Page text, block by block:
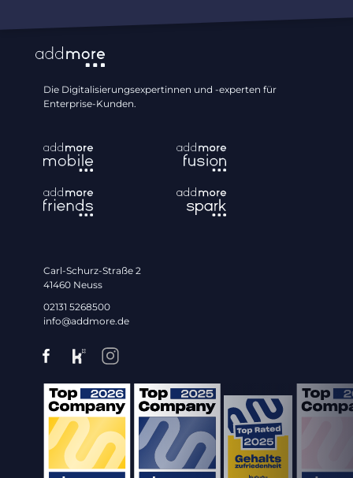
Die Digitalisierungsexpertinnen und -experten für
Enterprise-Kunden.
Carl-Schurz-Straße 2
41460 Neuss
02131 5268500
info@addmore.de